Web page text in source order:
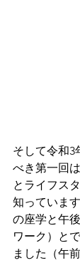
そして令和3
べき第一回
とライフス
知っていま
の座学と午
ワーク）と
ました（午